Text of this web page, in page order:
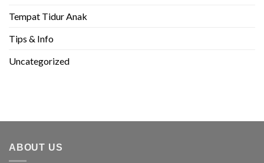
Tempat Tidur Anak
Tips & Info
Uncategorized
ABOUT US